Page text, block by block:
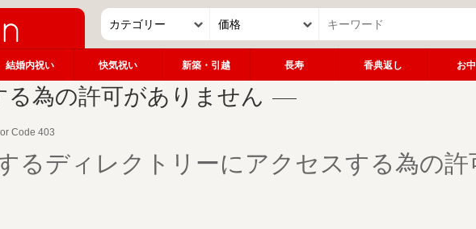
結婚内祝い 快気祝い 新築・引越 長寿 香典返し お
る為の許可がありません
Code 403
るディレクトリーにアクセスする為の